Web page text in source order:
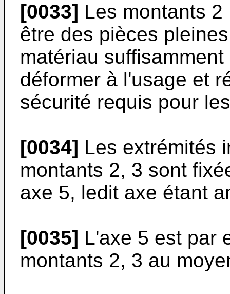
[0033] Les montants
être des pièces
matériau
déformer à l'usage et
sécurité requis pour
[0034] Les extrémités
montants 2, 3 sont
axe 5, ledit axe étant
[0035] L'axe 5 est par
montants 2, 3 au